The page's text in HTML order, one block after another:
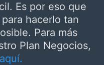
Es por eso que
hacerlo tan
Para más
Plan Negocios,